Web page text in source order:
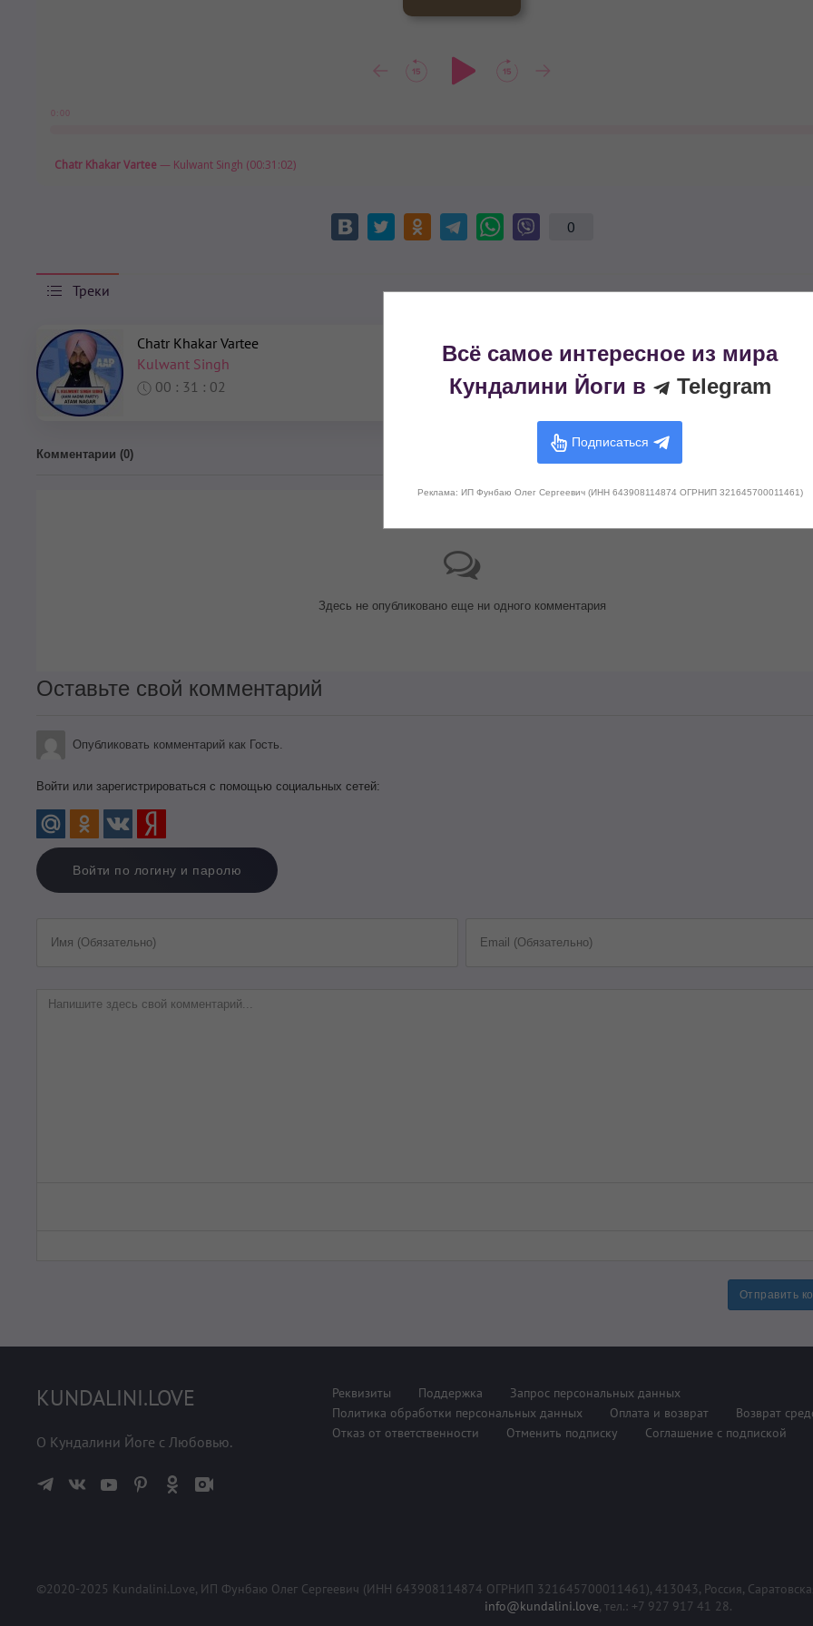
0:00
Chatr Khakar Vartee — Kulwant Singh (00:31:02)
0
Треки
Chatr Khakar Vartee
Kulwant Singh
00 : 31 : 02
Комментарии (0)
Здесь не опубликовано еще ни одного комментария
Оставьте свой комментарий
Опубликовать комментарий как Гость.
Войти или зарегистрироваться с помощью социальных сетей:
Войти по логину и паролю
Имя (Обязательно) Email (Обязательно)
Отправить
KUNDALINI.LOVE
О Кундалини Йоге с Любовью.
Реквизиты Поддержка
Запрос персональных данных
Политика обработки персональных данных
Оплата и возврат
Возврат
Отказ от ответственности
Отменить подписку Соглашение с подпиской
©2020-2025 Kundalini.Love, ИП Фунбаю Олег Сергеевич (ИНН 643908114874 ОГРНИП 321645700011461), 413043, Россия,
info@kundalini.love, тел.: +7 927 917 41 28.
Всё самое интересное из мира
Кундалини Йоги в
Telegram
Подписаться
Реклама: ИП Фунбаю Олег Сергеевич (ИНН 643908114874 ОГРНИП 321645700011461)